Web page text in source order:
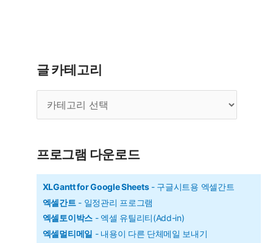
글 카테고리
테
리
프로그램 다운로드
XLGantt for Google Sheets- 구글시트용 엑셀간트
엑셀간트- 일정관리 프로그램
엑셀토이박스 - 엑셀 유틸리티(Add-in)
엑셀멀티메일 - 내용이 다른 단체메일 보내기